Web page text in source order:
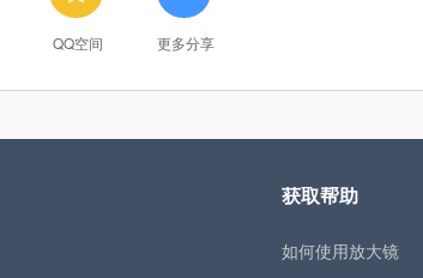
QQ空间 更多分享
获取帮助
如何使用放大镜